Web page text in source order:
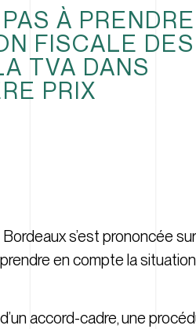
À PRENDRE
FISCALE DES
TVA DANS
PRIX
s’est prononcée
en compte la
accord-cadre, une